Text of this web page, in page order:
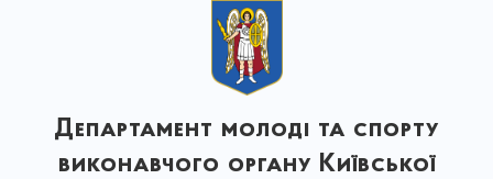
Департамент молоді та спорту
виконавчого органу Київської